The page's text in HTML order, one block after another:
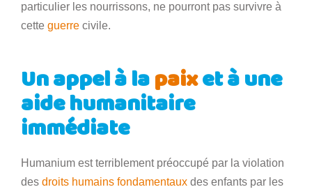
particulier les nourrissons, ne pourront pas survivre à
cette guerre civile.
Un appel à lapaixet à une
aide humanitaire
immédiate
Humanium est terriblement préoccupé par la violation
des droits humains fondamentaux des enfants par les